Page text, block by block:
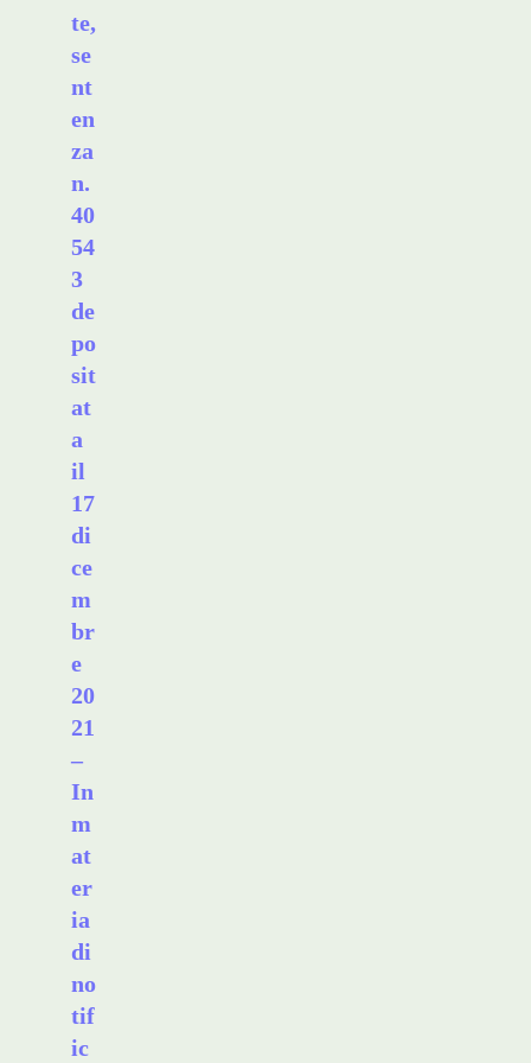
te,
se
nt
en
za
n.
40
54
3
de
po
sit
at
a
il
17
di
ce
m
br
e
20
21
–
In
m
at
er
ia
di
no
tif
ic